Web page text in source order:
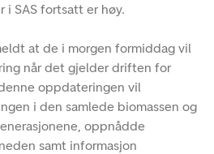
SAS fortsatt er høy.
at de i morgen formiddag vil
når det gjelder driften for
oppdateringen vil
i den samlede biomassen og
oppnådde
samt informasjon